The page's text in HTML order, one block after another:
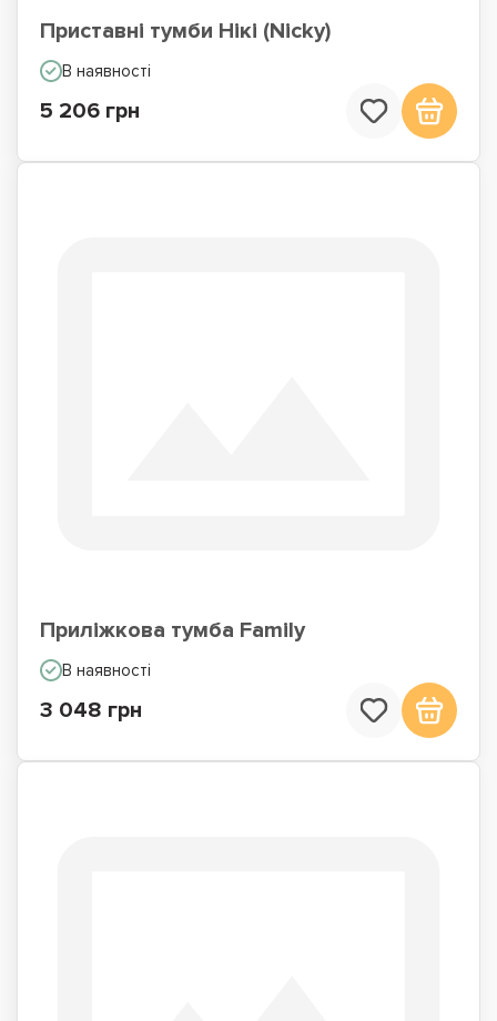
Приставні тумби Нікі (Nicky)
В наявності
5 206 грн
Приліжкова тумба Family
В наявності
3 048 грн